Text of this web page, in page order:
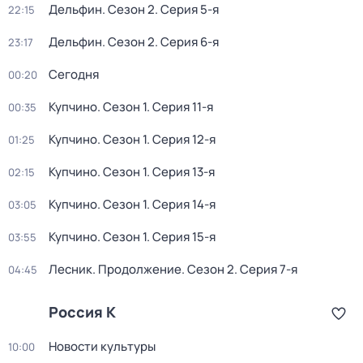
22:15 Дельфин. Сезон 2. Серия 5-я
23:17 Дельфин. Сезон 2. Серия 6-я
00:20 Сегодня
00:35 Купчино. Сезон 1. Серия 11-я
01:25 Купчино. Сезон 1. Серия 12-я
02:15 Купчино. Сезон 1. Серия 13-я
03:05 Купчино. Сезон 1. Серия 14-я
03:55 Купчино. Сезон 1. Серия 15-я
04:45 Лесник. Продолжение. Сезон 2. Серия 7-я
Россия К
10:00 Новости культуры